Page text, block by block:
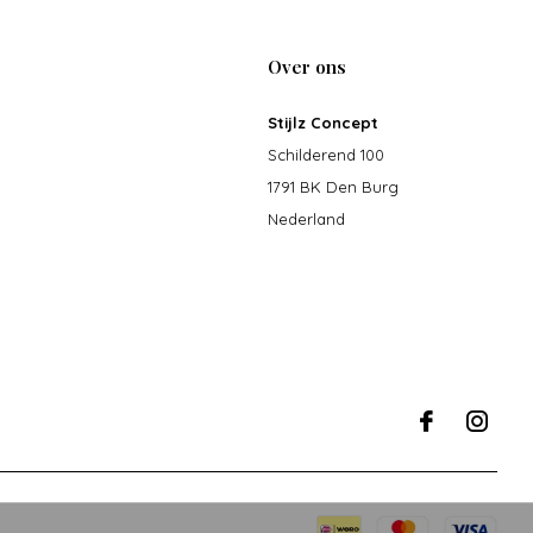
Over ons
Stijlz Concept
Schilderend 100
1791 BK Den Burg
Nederland